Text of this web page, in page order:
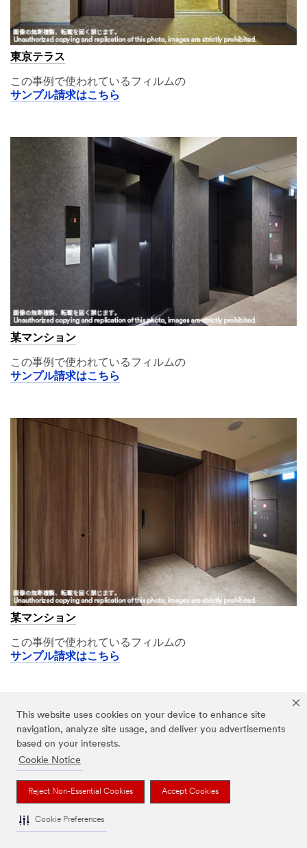
This website uses cookies on your device to enhance site
navigation, analyze site usage, and deliver you advertisements
based on your interests.
Cookie Notice
Reject Non-Essential Cookies Accept Cookies
Cookie Preferences
東京テラス
この事例で使われているフィルムの
サンプル請求はこちら
某マンション
この事例で使われているフィルムの
サンプル請求はこちら
某マンション
この事例で使われているフィルムの
サンプル請求はこちら